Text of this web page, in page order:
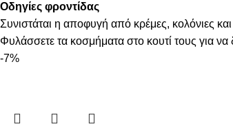
Οδηγίες φροντίδας
Συνιστάται η αποφυγή από κρέμες, κολόνιες
Φυλάσσετε τα κοσμήματα στο κουτί τους για
-7%